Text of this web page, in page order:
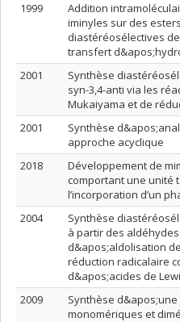
1999
Addition
iminyles sur des
diastéréosélectives
transfert
2001
Synthèse
syn-3,4-anti via les
Mukaiyama et de
2001
Synthèse
approche acyclique
2018
Développement de
comportant une unité
l’incorporation d’un
2004
Synthèse
à partir des
d&apos;aldolisation
réduction radicalaire
d&apos;acides de
2009
Synthèse
monomériques et